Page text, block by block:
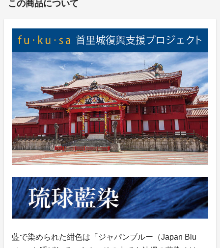
この商品について
藍で染められた紺色は「ジャパンブルー（Japan Blu